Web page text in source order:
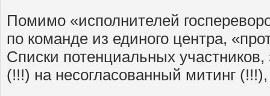
Помимо «исполнителей
по команде из единого центра,
Списки потенциальных
(!!!) на несогласованный митинг